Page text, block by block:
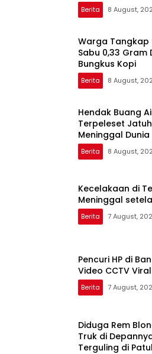
Berita 8 August,
Warga Tangkap
Sabu 0,33
Bungkus Kopi
Berita 8 August,
Hendak Buang
Terpeleset
Meninggal Dunia
Berita 8 August,
Kecelakaan di
Meninggal
Berita 7 August,
Pencuri HP di
Video CCTV
Berita 7 August,
Diduga Rem
Truk di
Terguling di